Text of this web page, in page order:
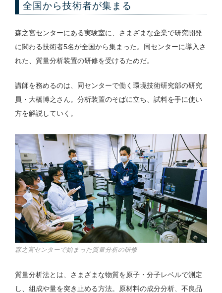
全国から技術者が集まる
森之宮センターにある実験室に、さまざまな企業で研究開発
に関わる技術者5名が全国から集まった。同センターに導入さ
れた、質量分析装置の研修を受けるためだ。
講師を務めるのは、同センターで働く環境技術研究部の研究
員・大橋博之さん。分析装置のそばに立ち、試料を手に使い
方を解説していく。
森之宮センターで始まった質量分析の研修
質量分析法とは、さまざまな物質を原子・分子レベルで測定
し、組成や量を突き止める方法。原材料の成分分析、不良品